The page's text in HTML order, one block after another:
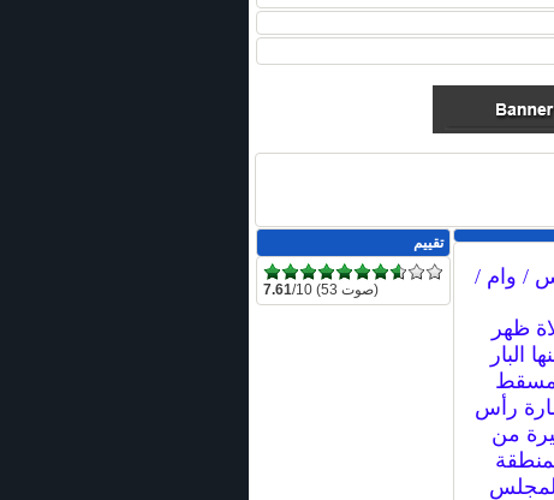
ظهر
البار
رأس
من
تقييم
7.61 /10 (53 صوت)